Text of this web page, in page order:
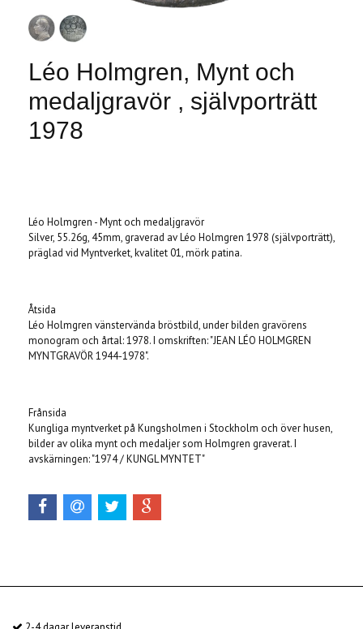
Léo Holmgren, Mynt och
medaljgravör , självporträtt
1978
Léo Holmgren - Mynt och medaljgravör
Silver, 55.26g, 45mm, graverad av Léo Holmgren 1978 (självporträtt),
präglad vid Myntverket, kvalitet 01, mörk patina.
Åtsida
Léo Holmgren vänstervända bröstbild, under bilden gravörens
monogram och årtal: 1978. I omskriften: "JEAN LÉO HOLMGREN
MYNTGRAVÖR 1944-1978".
Frånsida
Kungliga myntverket på Kungsholmen i Stockholm och över husen,
bilder av olika mynt och medaljer som Holmgren graverat. I
avskärningen: "1974 / KUNGL MYNTET"